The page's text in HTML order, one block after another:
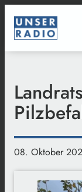
08. Oktober